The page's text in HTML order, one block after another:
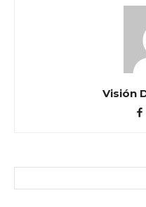
Visión